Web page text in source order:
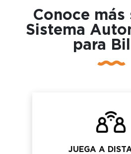
Conoce más
Sistema
para
JUEGA A